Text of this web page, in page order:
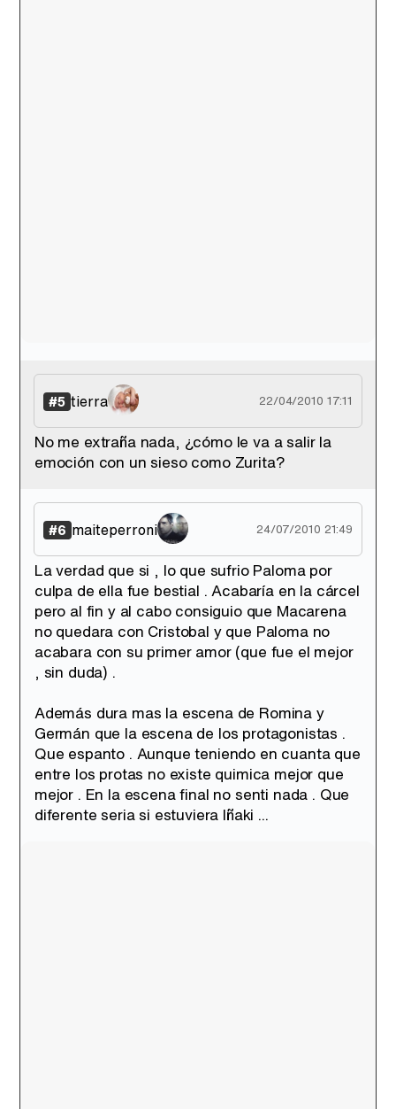
#5 tierra 22/04/2010 17:11
No me extraña nada, ¿cómo le va a salir la
emoción con un sieso como Zurita?
#6 maiteperroni 24/07/2010 21:49
La verdad que si , lo que sufrio Paloma por
culpa de ella fue bestial . Acabaría en la cárcel
pero al fin y al cabo consiguio que Macarena
no quedara con Cristobal y que Paloma no
acabara con su primer amor (que fue el mejor
, sin duda) .
Además dura mas la escena de Romina y
Germán que la escena de los protagonistas .
Que espanto . Aunque teniendo en cuanta que
entre los protas no existe quimica mejor que
mejor . En la escena final no senti nada . Que
diferente seria si estuviera Iñaki ...